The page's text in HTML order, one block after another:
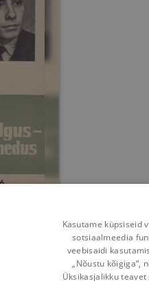
Kasutame küpsiseid
sotsiaalmeedia
veebisaidi
„Nõustu kõigiga“,
Üksikasjalikku